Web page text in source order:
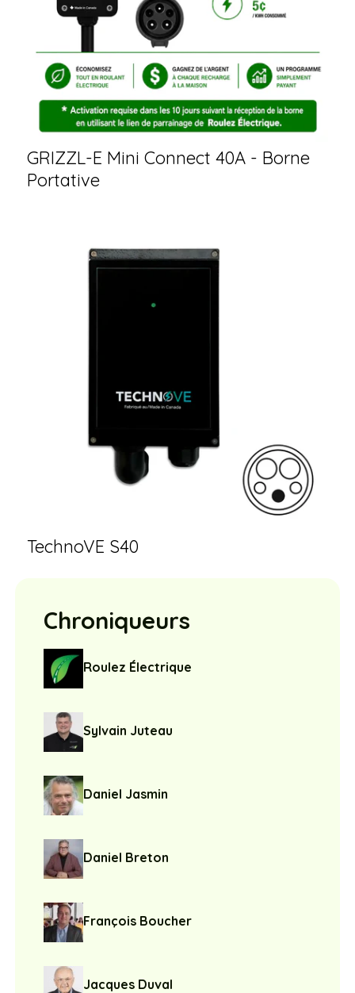
GRIZZL-E Mini Connect 40A - Borne
Portative
TechnoVE S40
Chroniqueurs
Roulez Électrique
Sylvain Juteau
Daniel Jasmin
Daniel Breton
François Boucher
Jacques Duval